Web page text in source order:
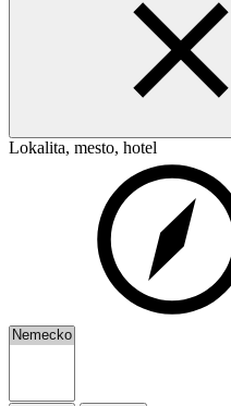
Lokalita, mesto, hotel